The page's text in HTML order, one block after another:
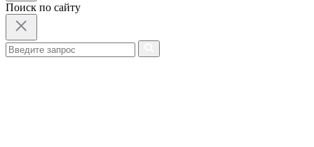
Поиск по сайту